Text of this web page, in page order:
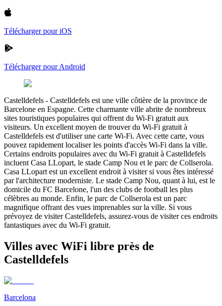
Télécharger pour iOS
Télécharger pour Android
Castelldefels - Castelldefels est une ville côtière de la province de
Barcelone en Espagne. Cette charmante ville abrite de nombreux
sites touristiques populaires qui offrent du Wi-Fi gratuit aux
visiteurs. Un excellent moyen de trouver du Wi-Fi gratuit à
Castelldefels est d'utiliser une carte Wi-Fi. Avec cette carte, vous
pouvez rapidement localiser les points d'accès Wi-Fi dans la ville.
Certains endroits populaires avec du Wi-Fi gratuit à Castelldefels
incluent Casa LLopart, le stade Camp Nou et le parc de Collserola.
Casa LLopart est un excellent endroit à visiter si vous êtes intéressé
par l'architecture moderniste. Le stade Camp Nou, quant à lui, est le
domicile du FC Barcelone, l'un des clubs de football les plus
célèbres au monde. Enfin, le parc de Collserola est un parc
magnifique offrant des vues imprenables sur la ville. Si vous
prévoyez de visiter Castelldefels, assurez-vous de visiter ces endroits
fantastiques avec du Wi-Fi gratuit.
Villes avec WiFi libre près de
Castelldefels
Barcelona